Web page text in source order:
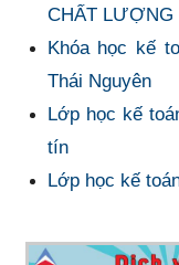
CHẤT LƯỢNG
Khóa học kế
Thái Nguyên
Lớp học kế
tín
Lớp học kế